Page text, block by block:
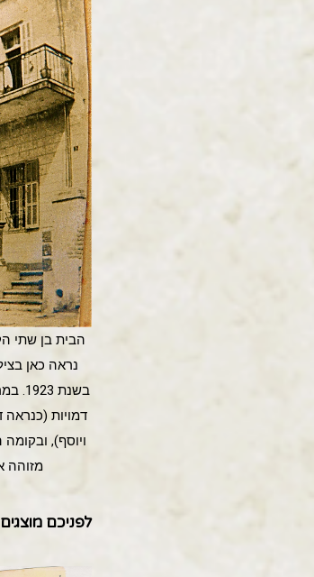
נראה כאן
דמויות (כנראה
ויוסף),
מזוהה
לפניכם מוצגים